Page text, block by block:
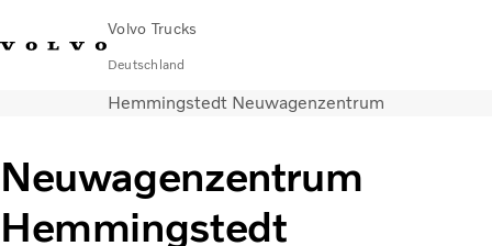
Volvo Trucks
Deutschland
Kontakt EinloggenLkw-KonfiguratorDeutschland
Lkw
Transportlösungen
Hemmingstedt Neuwagenzentrum
Neuwagenzentrum
Hemmingstedt